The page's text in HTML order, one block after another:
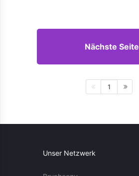
Nächste Seite
1
Unser Netzwerk